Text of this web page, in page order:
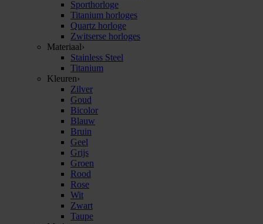
Sporthorloge
Titanium horloges
Quartz horloge
Zwitserse horloges
Materiaal›
Stainless Steel
Titanium
Kleuren›
Zilver
Goud
Bicolor
Blauw
Bruin
Geel
Grijs
Groen
Rood
Rose
Wit
Zwart
Taupe